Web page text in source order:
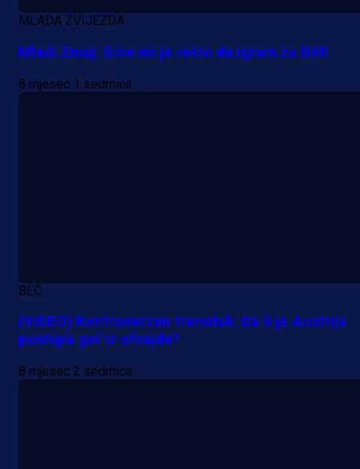
Grbavica se prisjetila Izeta
A Selekcija
MLADA ZVIJEZDA
Mladi Zmaj: Srce mi je reklo da igram za BiH!
8 mjesec 1 sedmica
BEČ
(VIDEO) Kontroverzan trenutak: Da li je Austrija
postigla gol iz ofsajda?
8 mjesec 2 sedmica